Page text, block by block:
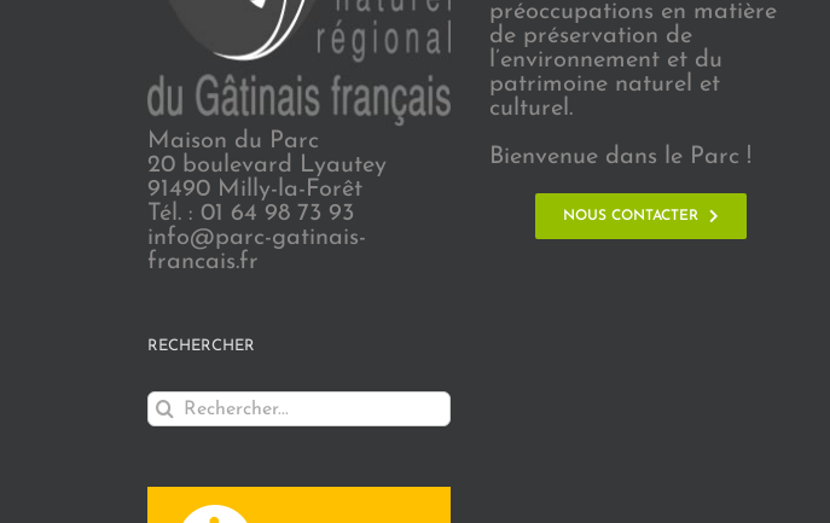
Maison du Parc
20 boulevard Lyautey
91490 Milly-la-Forêt
Tél. : 01 64 98 73 93
info@parc-gatinais-
francais.fr
RECHERCHER
Rechercher:
préoccupations en matière
de préservation de
l’environnement et du
patrimoine naturel et
culturel.
Bienvenue dans le Parc !
NOUS CONTACTER